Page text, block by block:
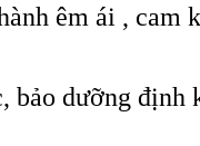
êm ái , cam
bảo dưỡng